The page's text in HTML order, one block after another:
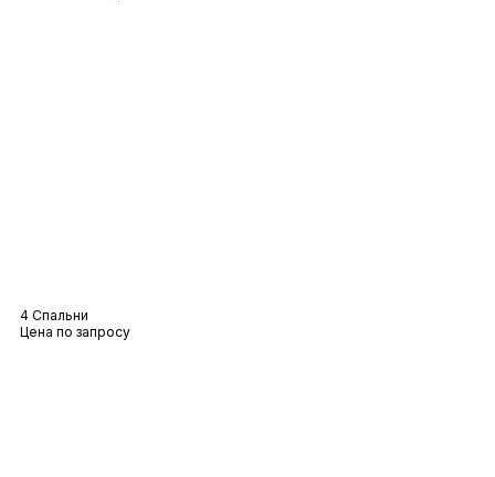
4 Спальни
Цена по запросу